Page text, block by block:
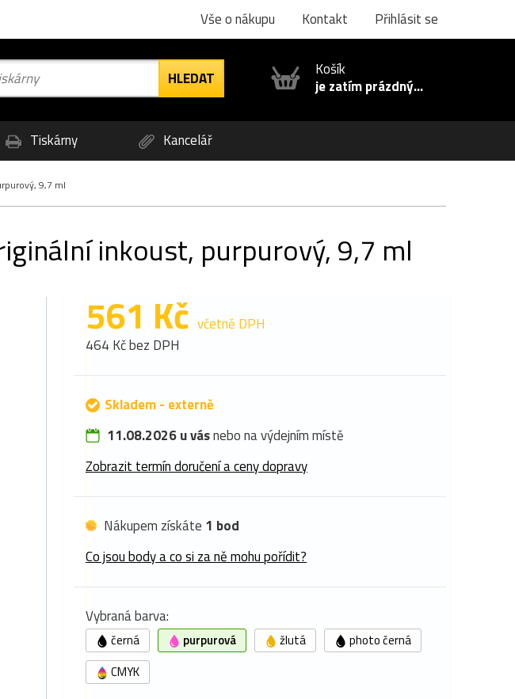
Vše o nákupu Kontakt Přihlásit se
Košík
je zatím prázdný...
Tiskárny Kancelář
9,7 ml
inkoust, purpurový, 9,7 ml
561 Kč včetně DPH
464 Kč bez DPH
Skladem - externě
11.08.2026 u vásnebo na výdejním místě
Zobrazit termín doručení a ceny dopravy
Nákupem získáte 1 bod
Co jsou body a co si za ně mohu pořídit?
Vybraná barva:
černá purpurová žlutá
photo černá
CMYK